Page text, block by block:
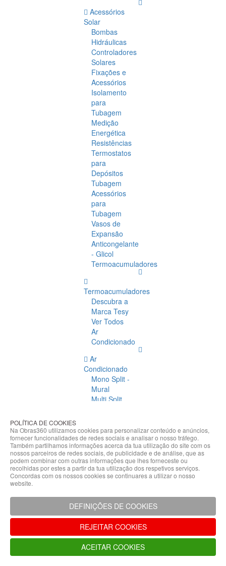
Acessórios
Solar
Bombas
Hidráulicas
Controladores
Solares
Fixações e
Acessórios
Isolamento
para
Tubagem
Medição
Energética
Resistências
Termostatos
para
Depósitos
Tubagem
Acessórios
para
Tubagem
Vasos de
Expansão
Anticongelante
- Glicol
Termoacumuladores
Termoacumuladores
Descubra a
Marca Tesy
Ver Todos
Ar
Condicionado
Ar
Condicionado
Mono Split -
Mural
Multi Split
Condicionado
Acessórios
Climatização
Acessórios
Climatização
Hidráulicas
Controladores
Fixações e
Acessórios
Isolamento
para
Tubagem
POLÍTICA DE COOKIES
Na Obras360 utilizamos cookies para personalizar conteúdo e anúncios,
fornecer funcionalidades de redes sociais e analisar o nosso tráfego.
Também partilhamos informações acerca da tua utilização do site com os
nossos parceiros de redes sociais, de publicidade e de análise, que as
podem combinar com outras informações que lhes forneceste ou
recolhidas por estes a partir da tua utilização dos respetivos serviços.
Concordas com os nossos cookies se continuares a utilizar o nosso
website.
DEFINIÇÕES DE COOKIES
REJEITAR COOKIES
ACEITAR COOKIES